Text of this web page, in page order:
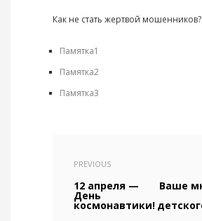
Как не стать жертвой мошенников?
Памятка1
Памятка2
Памятка3
PREVIOUS
12 апреля —
День
космонавтики!
Ваше